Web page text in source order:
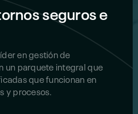
seguros e
en gestión de
un parquete integral que
que funcionan en
y procesos.